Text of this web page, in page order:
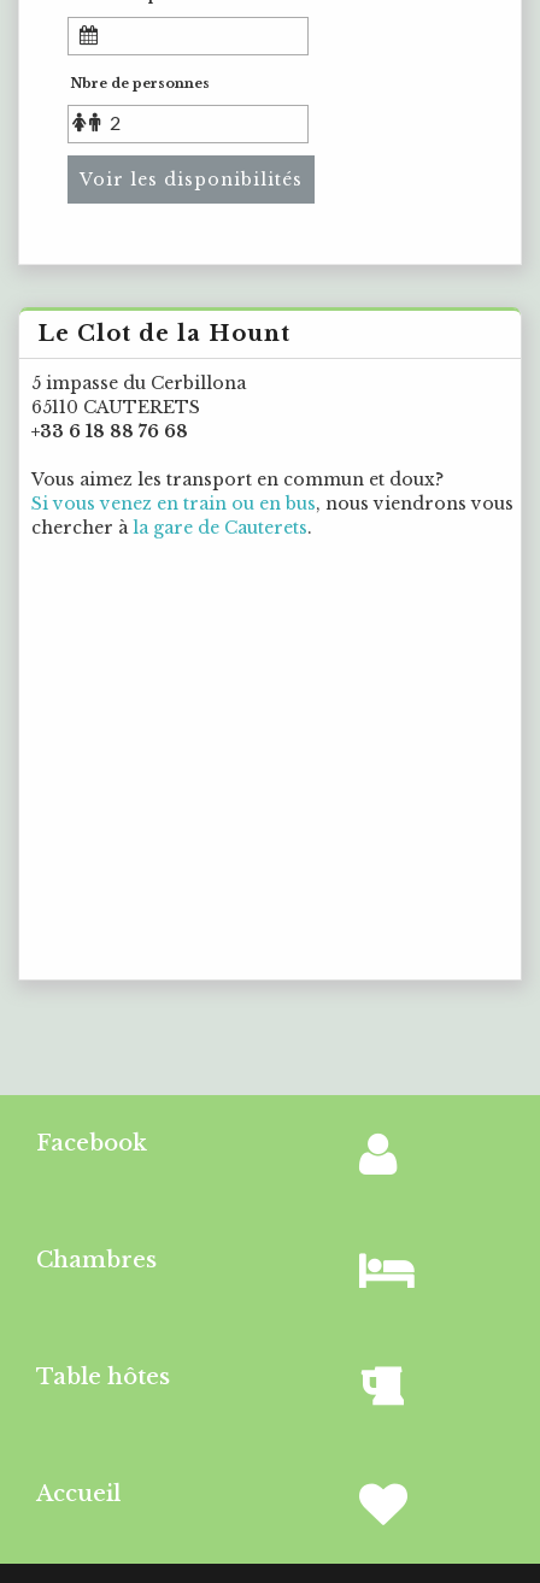
Nbre de personnes
Voir les disponibilités
Le Clot de la Hount
5 impasse du Cerbillona
65110 CAUTERETS
+33 6 18 88 76 68
Vous aimez les transport en commun et doux?
Si vous venez en train ou en bus, nous viendrons vous
chercher àla gare de Cauterets.
Facebook
Chambres
Table hôtes
Accueil